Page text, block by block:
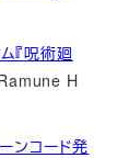
『呪術廻
H
ンコード発